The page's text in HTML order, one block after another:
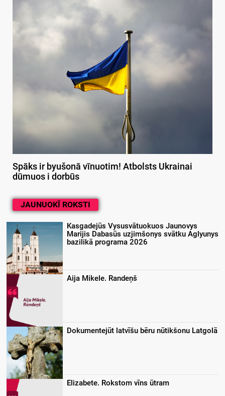
Spāks ir byušonā vīnuotim! Atbolsts Ukrainai
dūmuos i dorbūs
JAUNUOKĪ ROKSTI
Kasgadejūs Vysusvātuokuos Jaunovys
Marijis Dabasūs uzjimšonys svātku Aglyunys
bazilikā programa 2026
Aija Mikele. Randeņš
Dokumentejūt latvīšu bēru nūtikšonu Latgolā
Elizabete. Rokstom vīns ūtram